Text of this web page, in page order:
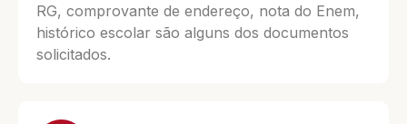
RG, comprovante de endereço, nota do Enem,
histórico escolar são alguns dos documentos
solicitados.